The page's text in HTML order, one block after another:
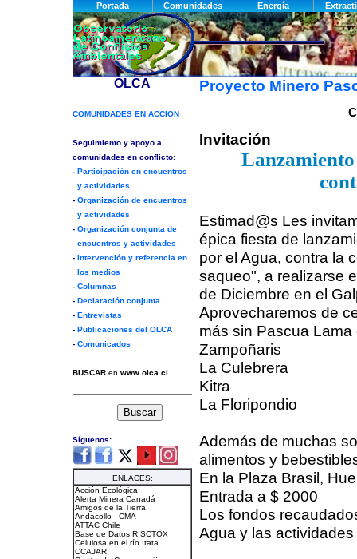
Proyecto Minero
Invitación
Estimad@s Les
épica fiesta de
por el Agua, contra la
saqueo", a realizarse
de Diciembre en el
Aprovecharemos de
más sin Pascua
Zampoñaris
La Culebrera
Kitra
La Floripondio
Además de muchas
alimentos y
En la Plaza Brasil,
Entrada a $ 2000
Los fondos
Agua y las